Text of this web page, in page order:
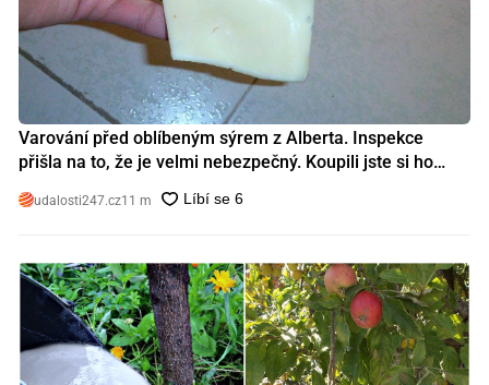
Varování před oblíbeným sýrem z Alberta. Inspekce
přišla na to, že je velmi nebezpečný. Koupili jste si ho
udalosti247.cz11 m